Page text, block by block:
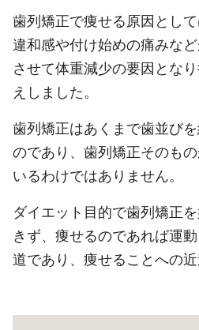
歯列矯正で痩せる原因とし
違和感や付け始めの痛みな
させて体重減少の要因とな
えしました。
歯列矯正はあくまで歯並び
のであり、歯列矯正そのも
いるわけではありません。
ダイエット目的で歯列矯正
きず、痩せるのであれば運
道であり、痩せることへの近